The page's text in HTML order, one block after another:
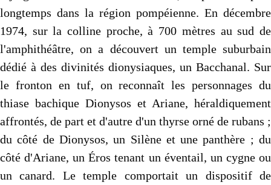
longtemps dans la région pompéienne. En décembre
1974, sur la colline proche, à 700 mètres au sud de
l'amphithéâtre, on a découvert un temple suburbain
dédié à des divinités dionysiaques, un Bacchanal. Sur
le fronton en tuf, on reconnaît les personnages du
thiase bachique Dionysos et Ariane, héraldiquement
affrontés, de part et d'autre d'un thyrse orné de rubans ;
du côté de Dionysos, un Silène et une panthère ; du
côté d'Ariane, un Éros tenant un éventail, un cygne ou
un canard. Le temple comportait un dispositif de